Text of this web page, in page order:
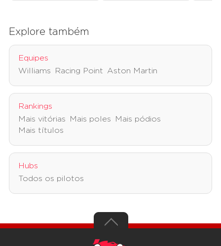
Explore também
Equipes
Williams
Racing Point Aston Martin
Rankings
Mais vitórias
Mais poles
Mais pódios
Mais títulos
Hubs
Todos os pilotos